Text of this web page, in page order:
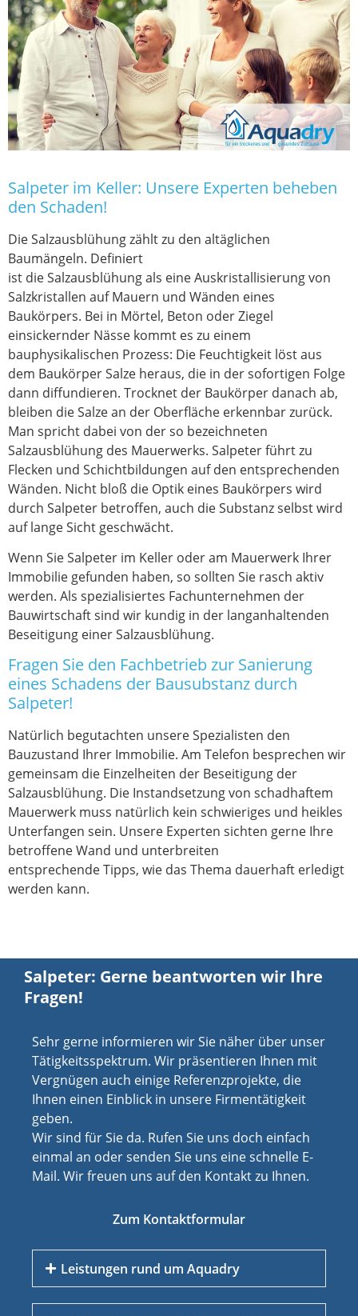
Salpeter im Keller: Unsere Experten beheben
den Schaden!
Die Salzausblühung zählt zu den altäglichen
Baumängeln. Definiert
ist die Salzausblühung als eine Auskristallisierung von
Salzkristallen auf Mauern und Wänden eines
Baukörpers. Bei in Mörtel, Beton oder Ziegel
einsickernder Nässe kommt es zu einem
bauphysikalischen Prozess: Die Feuchtigkeit löst aus
dem Baukörper Salze heraus, die in der sofortigen Folge
dann diffundieren. Trocknet der Baukörper danach ab,
bleiben die Salze an der Oberfläche erkennbar zurück.
Man spricht dabei von der so bezeichneten
Salzausblühung des Mauerwerks. Salpeter führt zu
Flecken und Schichtbildungen auf den entsprechenden
Wänden. Nicht bloß die Optik eines Baukörpers wird
durch Salpeter betroffen, auch die Substanz selbst wird
auf lange Sicht geschwächt.
Wenn Sie Salpeter im Keller oder am Mauerwerk Ihrer
Immobilie gefunden haben, so sollten Sie rasch aktiv
werden. Als spezialisiertes Fachunternehmen der
Bauwirtschaft sind wir kundig in der langanhaltenden
Beseitigung einer Salzausblühung.
Fragen Sie den Fachbetrieb zur Sanierung
eines Schadens der Bausubstanz durch
Salpeter!
Natürlich begutachten unsere Spezialisten den
Bauzustand Ihrer Immobilie. Am Telefon besprechen wir
gemeinsam die Einzelheiten der Beseitigung der
Salzausblühung. Die Instandsetzung von schadhaftem
Mauerwerk muss natürlich kein schwieriges und heikles
Unterfangen sein. Unsere Experten sichten gerne Ihre
betroffene Wand und unterbreiten
entsprechende Tipps, wie das Thema dauerhaft erledigt
werden kann.
Salpeter: Gerne beantworten wir Ihre
Fragen!
Sehr gerne informieren wir Sie näher über unser
Tätigkeitsspektrum. Wir präsentieren Ihnen mit
Vergnügen auch einige Referenzprojekte, die
Ihnen einen Einblick in unsere Firmentätigkeit
geben.
Wir sind für Sie da. Rufen Sie uns doch einfach
einmal an oder senden Sie uns eine schnelle E-
Mail. Wir freuen uns auf den Kontakt zu Ihnen.
Zum Kontaktformular
Leistungen rund um Aquadry